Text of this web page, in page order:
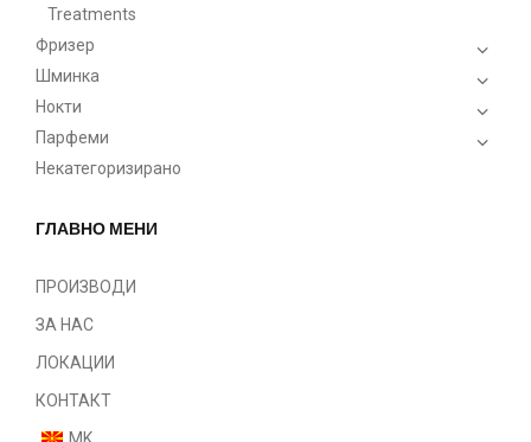
Treatments
Фризер
Шминка
Нокти
Парфеми
Некатегоризирано
ГЛАВНО МЕНИ
ПРОИЗВОДИ
ЗА НАС
ЛОКАЦИИ
КОНТАКТ
MK